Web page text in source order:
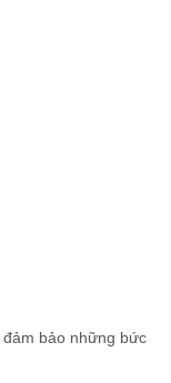
bảo những bức